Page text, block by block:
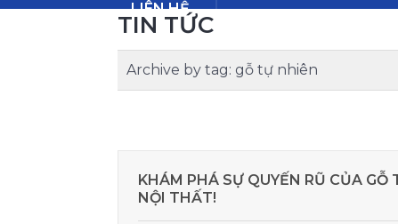
LIÊN HỆ
TIN TỨC
Archive by tag: gỗ tự nhiên
KHÁM PHÁ SỰ QUYẾN RŨ CỦA GỖ
NỘI THẤT!